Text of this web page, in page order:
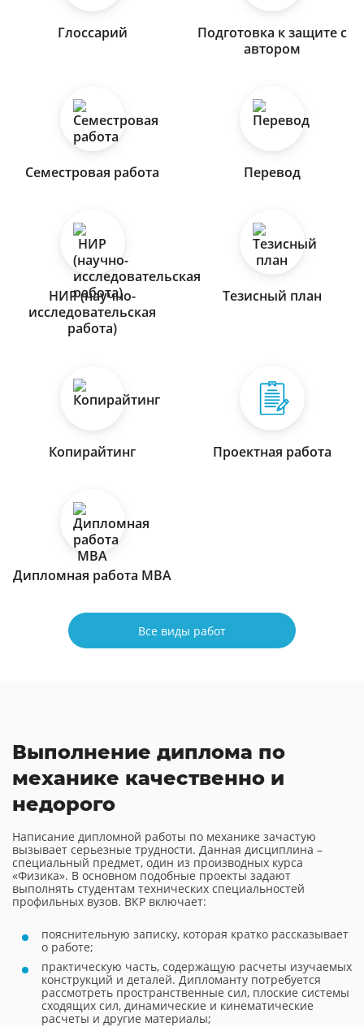
Глоссарий
Подготовка к защите с
автором
Семестровая работа Перевод
НИР (научно-
исследовательская
работа)
Тезисный план
Копирайтинг Проектная работа
Дипломная работа МВА
Все виды работ
Выполнение диплома по
механике качественно и
недорого
Написание дипломной работы по механике зачастую
вызывает серьезные трудности. Данная дисциплина –
специальный предмет, один из производных курса
«Физика». В основном подобные проекты задают
выполнять студентам технических специальностей
профильных вузов. ВКР включает:
пояснительную записку, которая кратко рассказывает
о работе;
практическую часть, содержащую расчеты изучаемых
конструкций и деталей. Дипломанту потребуется
рассмотреть пространственные сил, плоские системы
сходящих сил, динамические и кинематические
расчеты и другие материалы;